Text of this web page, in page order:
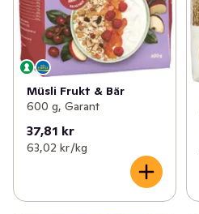
Müsli Frukt & Bär
600 g, Garant
37,81 kr
63,02 kr /kg